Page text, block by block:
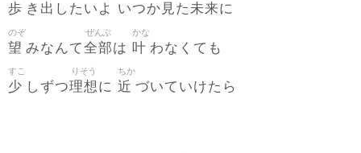
歩 き 出 したいよ いつか 見た未来に
望
のぞ
みなんて全部
ぜんぶ
は 叶
かな
わなくても
少
すこ
しずつ理想
りそう
に 近
ちか
づいていけたら